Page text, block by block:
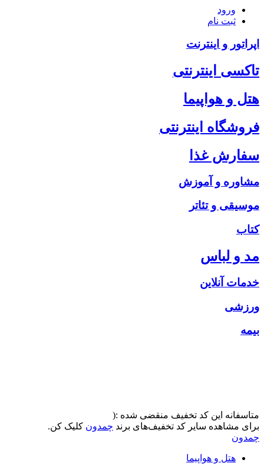
ورود
ثبت نام
اپراتور و اینترنت
تاکسی اینترنتی
هتل و هواپیما
فروشگاه اینترنتی
سفارش غذا
مشاوره و آموزش
موسیقی و تئاتر
کتاب
مد و لباس
خدمات آنلاین
ورزشی
بیمه
متاسفانه این کد تخفیف منقضی شده :(
برای مشاهده سایر کد تخفیف‌های برند چمدون کلیک کن.
چمدون
هتل و هواپیما